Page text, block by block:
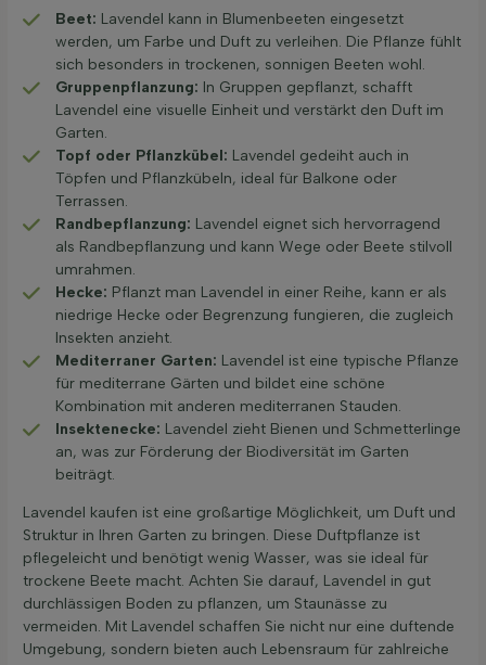
Beet: Lavendel kann in Blumenbeeten eingesetzt
werden, um Farbe und Duft zu verleihen. Die Pflanze fühlt
sich besonders in trockenen, sonnigen Beeten wohl.
Gruppenpflanzung: In Gruppen gepflanzt, schafft
Lavendel eine visuelle Einheit und verstärkt den Duft im
Garten.
Topf oder Pflanzkübel: Lavendel gedeiht auch in
Töpfen und Pflanzkübeln, ideal für Balkone oder
Terrassen.
Randbepflanzung: Lavendel eignet sich hervorragend
als Randbepflanzung und kann Wege oder Beete stilvoll
umrahmen.
Hecke: Pflanzt man Lavendel in einer Reihe, kann er als
niedrige Hecke oder Begrenzung fungieren, die zugleich
Insekten anzieht.
Mediterraner Garten: Lavendel ist eine typische Pflanze
für mediterrane Gärten und bildet eine schöne
Kombination mit anderen mediterranen Stauden.
Insektenecke: Lavendel zieht Bienen und Schmetterlinge
an, was zur Förderung der Biodiversität im Garten
beiträgt.
Lavendel kaufen ist eine großartige Möglichkeit, um Duft und
Struktur in Ihren Garten zu bringen. Diese Duftpflanze ist
pflegeleicht und benötigt wenig Wasser, was sie ideal für
trockene Beete macht. Achten Sie darauf, Lavendel in gut
durchlässigen Boden zu pflanzen, um Staunässe zu
vermeiden. Mit Lavendel schaffen Sie nicht nur eine duftende
Umgebung, sondern bieten auch Lebensraum für zahlreiche